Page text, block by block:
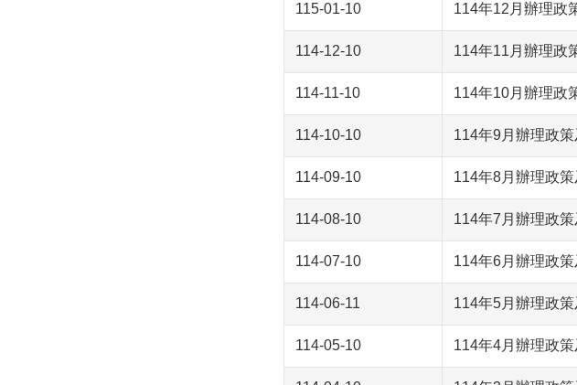
115-01-10 114年12月辦理政
114-12-10 114年11月辦理政
114-11-10 114年10月辦理政
114-10-10 114年9月辦理政
114-09-10 114年8月辦理政
114-08-10 114年7月辦理政
114-07-10 114年6月辦理政
114-06-11 114年5月辦理政
114-05-10 114年4月辦理政